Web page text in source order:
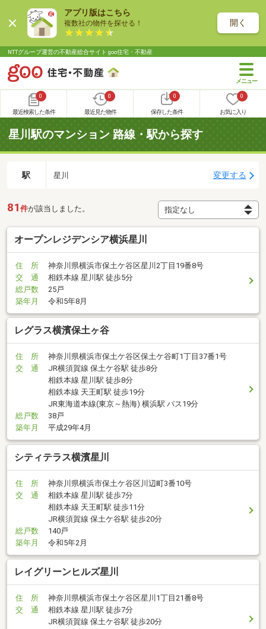
アプリ版はこちら
複数社の物件を探せる！ 開く
NTTグループ運営の不動産総合サイト goo住宅・不動産
0
最近検索した条件
0
最近見た物件
0
保存した条件
0
お気に入り
星川駅のマンション 路線・駅から探す
駅 星川 変更する
81 件が該当しました。
オープンレジデンシア横浜星川
住 所
神奈川県横浜市保土ケ谷区星川2丁目19番8号
交 通
相鉄本線 星川駅 徒歩5分
総戸数
25戸
築年月
令和5年8月
レグラス横濱保土ヶ谷
住 所
神奈川県横浜市保土ケ谷区保土ケ谷町1丁目37番1号
交 通
JR横須賀線 保土ケ谷駅 徒歩8分
相鉄本線 星川駅 徒歩8分
相鉄本線 天王町駅 徒歩19分
JR東海道本線(東京～熱海) 横浜駅 バス19分
総戸数
38戸
築年月
平成29年4月
シティテラス横濱星川
住 所
神奈川県横浜市保土ケ谷区川辺町3番10号
交 通
相鉄本線 星川駅 徒歩7分
相鉄本線 天王町駅 徒歩11分
JR横須賀線 保土ケ谷駅 徒歩20分
総戸数
140戸
築年月
令和5年2月
レイグリーンヒルズ星川
住 所
神奈川県横浜市保土ケ谷区星川1丁目21番8号
交 通
相鉄本線 星川駅 徒歩7分
JR横須賀線 保土ケ谷駅 徒歩20分